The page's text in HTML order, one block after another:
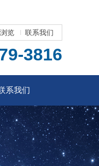
览 联系我们
3816
系我们